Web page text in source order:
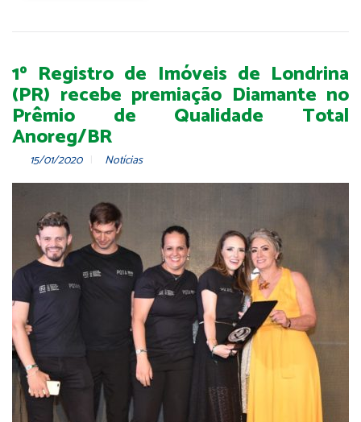
1º Registro de Imóveis de Londrina
(PR) recebe premiação Diamante no
Prêmio de Qualidade Total
Anoreg/BR
15/01/2020 Notícias